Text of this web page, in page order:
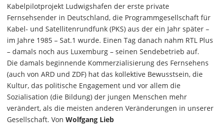
Kabelpilotprojekt Ludwigshafen der erste private
Fernsehsender in Deutschland, die Programmgesellschaft für
Kabel- und Satellitenrundfunk (PKS) aus der ein Jahr später –
im Jahre 1985 – Sat.1 wurde. Einen Tag danach nahm RTL Plus
– damals noch aus Luxemburg – seinen Sendebetrieb auf.
Die damals beginnende Kommerzialisierung des Fernsehens
(auch von ARD und ZDF) hat das kollektive Bewusstsein, die
Kultur, das politische Engagement und vor allem die
Sozialisation (die Bildung) der jungen Menschen mehr
verändert, als die meisten anderen Veränderungen in unserer
Gesellschaft. Von Wolfgang Lieb